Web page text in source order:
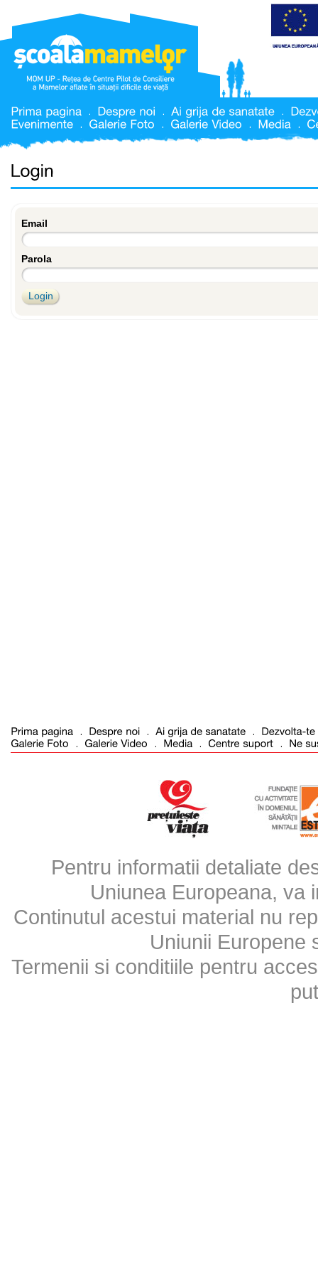
Email
Parola
Pentru informatii detaliate
Uniunea Europeana, va
Continutul acestui material nu
Uniunii Europene
Termenii si conditiile pentru